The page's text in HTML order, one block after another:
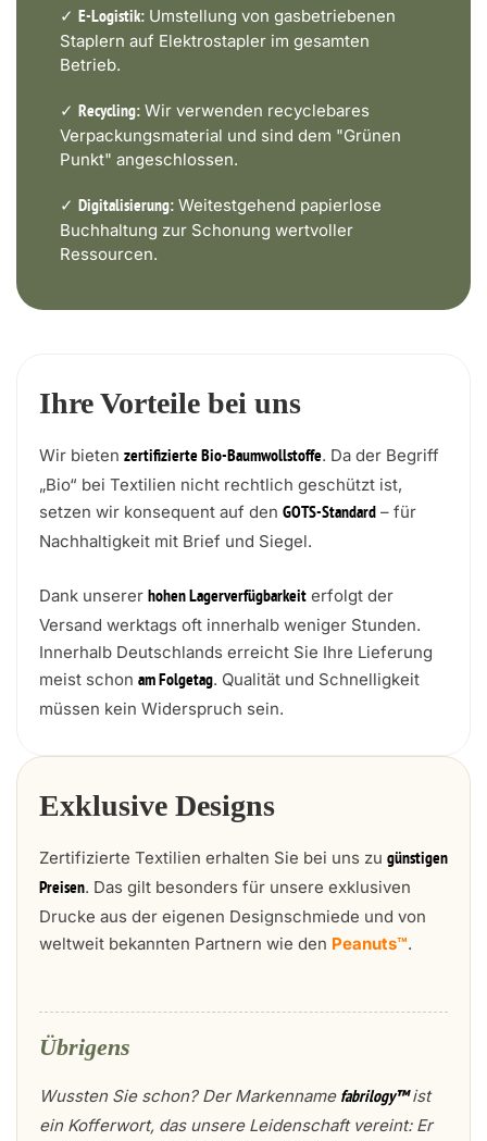
✓ E-Logistik: Umstellung von gasbetriebenen
Staplern auf Elektrostapler im gesamten
Betrieb.
✓ Recycling: Wir verwenden recyclebares
Verpackungsmaterial und sind dem "Grünen
Punkt" angeschlossen.
✓ Digitalisierung: Weitestgehend papierlose
Buchhaltung zur Schonung wertvoller
Ressourcen.
Ihre Vorteile bei uns
Wir bieten zertifizierte Bio-Baumwollstoffe. Da der Begriff
„Bio“ bei Textilien nicht rechtlich geschützt ist,
setzen wir konsequent auf den GOTS-Standard – für
Nachhaltigkeit mit Brief und Siegel.
Dank unserer hohen Lagerverfügbarkeit erfolgt der
Versand werktags oft innerhalb weniger Stunden.
Innerhalb Deutschlands erreicht Sie Ihre Lieferung
meist schon am Folgetag. Qualität und Schnelligkeit
müssen kein Widerspruch sein.
Exklusive Designs
Zertifizierte Textilien erhalten Sie bei uns zu günstigen
Preisen. Das gilt besonders für unsere exklusiven
Drucke aus der eigenen Designschmiede und von
weltweit bekannten Partnern wie den Peanuts™.
Übrigens
Wussten Sie schon? Der Markenname fabrilogy™ist
ein Kofferwort, das unsere Leidenschaft vereint: Er